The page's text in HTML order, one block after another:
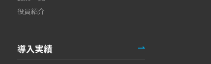
役員紹介
導入実績